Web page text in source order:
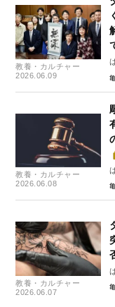
教養・カルチャー
2026.06.09
教養・カルチャー
2026.06.08
教養・カルチャー
2026.06.07